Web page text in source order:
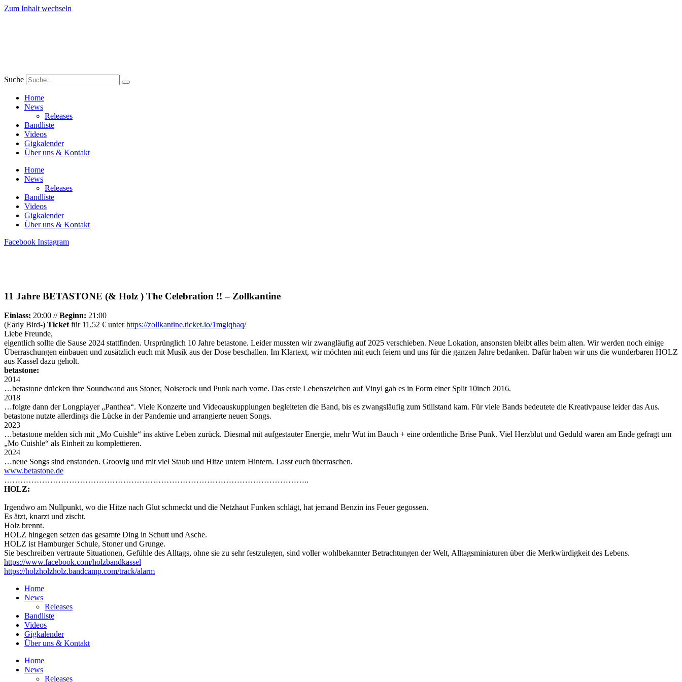
Zum Inhalt wechseln
Suche
Home
News
Releases
Bandliste
Videos
Gigkalender
Über uns & Kontakt
Home
News
Releases
Bandliste
Videos
Gigkalender
Über uns & Kontakt
Facebook Instagram
11 Jahre BETASTONE (& Holz ) The Celebration !! – Zollkantine
Einlass: 20:00 //Beginn: 21:00
(Early Bird-) Ticketfür 11,52 € unterhttps://zollkantine.ticket.io/1mglqbaq/
Liebe Freunde,
eigentlich sollte die Sause 2024 stattfinden. Ursprünglich 10 Jahre betastone. Leider mussten wir zwangläufig auf 2025 verschieben. Neue Lokation, ansonsten bleibt alles beim alten. Wir werden noch einige
Überraschungen einbauen und zusätzlich euch mit Musik aus der Dose beschallen. Im Klartext, wir möchten mit euch feiern und uns für die ganzen Jahre bedanken. Dafür haben wir uns die wunderbaren HOLZ
aus Kassel dazu geholt.
betastone:
2014
…betastone drücken ihre Soundwand aus Stoner, Noiserock und Punk nach vorne. Das erste Lebenszeichen auf Vinyl gab es in Form einer Split 10inch 2016.
2018
…folgte dann der Longplayer „Panthea“. Viele Konzerte und Videoauskupplungen begleiteten die Band, bis es zwangsläufig zum Stillstand kam. Für viele Bands bedeutete die Kreativpause leider das Aus.
betastone nutzte allerdings die Lücke in der Pandemie und arrangierte neuen Songs.
2023
…betastone melden sich mit „Mo Cuishle“ ins aktive Leben zurück. Diesmal mit aufgestauter Energie, mehr Wut im Bauch + eine ordentliche Brise Punk. Viel Herzblut und Geduld waren am Ende gefragt um
„Mo Cuishle“ als Einheit zu komplettieren.
2024
…neue Songs sind enstanden. Groovig und mit viel Staub und Hitze untern Hintern. Lasst euch überraschen.
www.betastone.de
…………………………………………………………………………………………………..
HOLZ:
Irgendwo am Nullpunkt, wo die Hitze nach Glut schmeckt und die Netzhaut Funken schlägt, hat jemand Benzin ins Feuer gegossen.
Es ätzt, knarzt und zischt.
Holz brennt.
HOLZ hingegen setzen das gesamte Ding in Schutt und Asche.
HOLZ ist Hamburger Schule, Stoner und Grunge.
Sie beschreiben vertraute Situationen, Gefühle des Alltags, ohne sie zu sehr festzulegen, sind voller wohlbekannter Betrachtungen der Welt, Alltagsminiaturen über die Merkwürdigkeit des Lebens.
https://www.facebook.com/holzbandkassel
https://holzholzholz.bandcamp.com/track/alarm
Home
News
Releases
Bandliste
Videos
Gigkalender
Über uns & Kontakt
Home
News
Releases